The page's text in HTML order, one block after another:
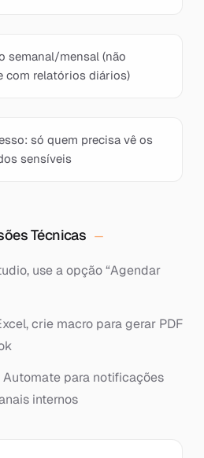
semanal/mensal (não
com relatórios diários)
só quem precisa vê os
sensíveis
Técnicas
use a opção “Agendar
crie macro para gerar PDF
para notificações
internos